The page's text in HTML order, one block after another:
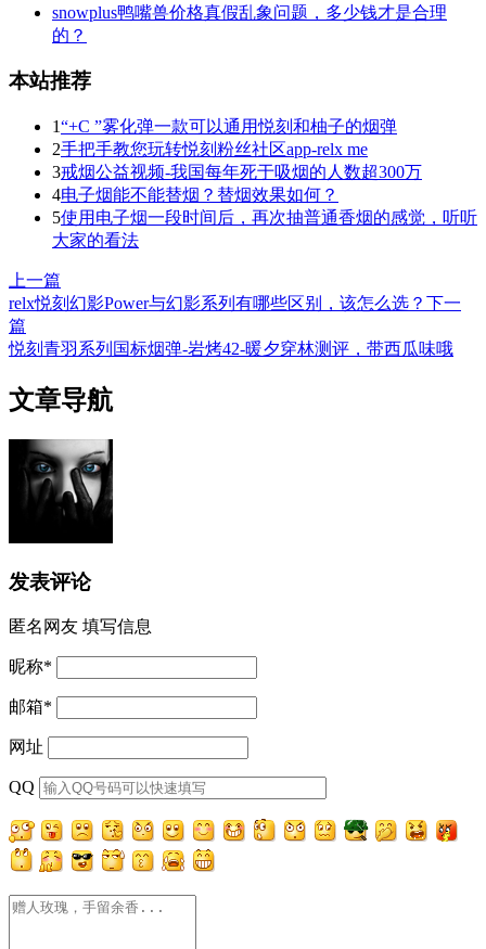
snowplus鸭嘴兽价格真假乱象问题，多少钱才是合理
的？
本站推荐
1“+C ”雾化弹一款可以通用悦刻和柚子的烟弹
2手把手教您玩转悦刻粉丝社区app-relx me
3戒烟公益视频-我国每年死于吸烟的人数超300万
4电子烟能不能替烟？替烟效果如何？
5使用电子烟一段时间后，再次抽普通香烟的感觉，听听
大家的看法
上一篇
relx悦刻幻影Power与幻影系列有哪些区别，该怎么选？ 下一
篇
悦刻青羽系列国标烟弹-岩烤42‌-暖夕穿林测评，带西瓜味哦
文章导航
发表评论
匿名网友 填写信息
昵称*
邮箱*
网址
QQ